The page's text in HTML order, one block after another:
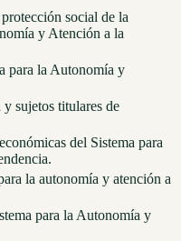
social de la
y Atención a la
para la Autonomía y
sujetos titulares de
del Sistema para
la autonomía y atención a
para la Autonomía y